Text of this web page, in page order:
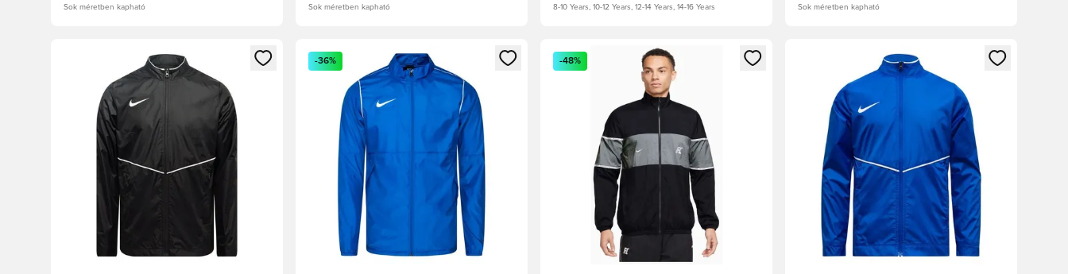
Sok méretben kapható Sok méretben kapható 8-10 Years, 10-12 Years, 12-14 Years, 14-16 Years Sok méretben kapható
Megnyit egy modált a bejelentkezéshez vagy a tagként való regisztrációhozMegnyit egy modált a bejelentkezéshez vagy a tagként való regisztrációhoz
-36%
Megnyit egy modált a bejelentkezéshez vagy a tagként való regisztrációhoz
-48%
Megnyit egy modált a bejelentkezéshez vagy a